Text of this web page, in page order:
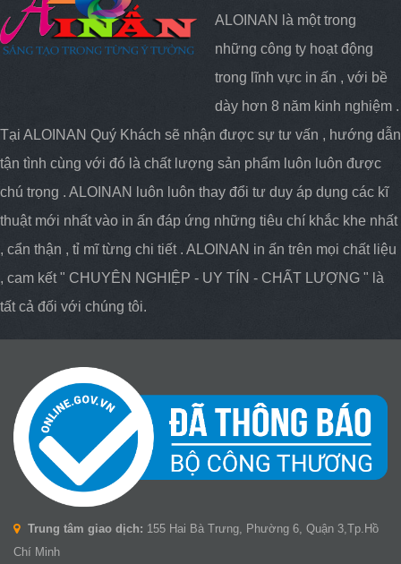
ALOINAN là một trong
những công ty hoạt động
trong lĩnh vực in ấn , với bề
dày hơn 8 năm kinh nghiệm .
Tại ALOINAN Quý Khách sẽ nhận được sự tư vấn , hướng dẫn
tận tình cùng với đó là chất lượng sản phẩm luôn luôn được
chú trọng . ALOINAN luôn luôn thay đổi tư duy áp dụng các kĩ
thuật mới nhất vào in ấn đáp ứng những tiêu chí khắc khe nhất
, cẩn thận , tỉ mĩ từng chi tiết . ALOINAN in ấn trên mọi chất liệu
, cam kết " CHUYÊN NGHIỆP - UY TÍN - CHẤT LƯỢNG " là
tất cả đối với chúng tôi.
Trung tâm giao dịch: 155 Hai Bà Trưng, Phường 6, Quận 3,Tp.Hồ
Chí Minh